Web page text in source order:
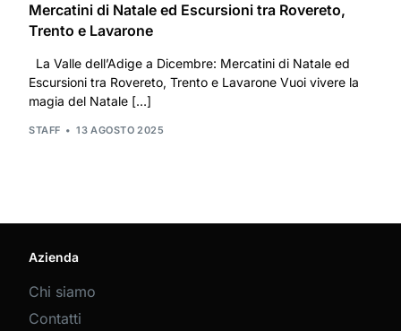
Mercatini di Natale ed Escursioni tra Rovereto,
Trento e Lavarone
La Valle dell’Adige a Dicembre: Mercatini di Natale ed
Escursioni tra Rovereto, Trento e Lavarone Vuoi vivere la
magia del Natale […]
STAFF 13 AGOSTO 2025
Azienda
Chi siamo
Contatti